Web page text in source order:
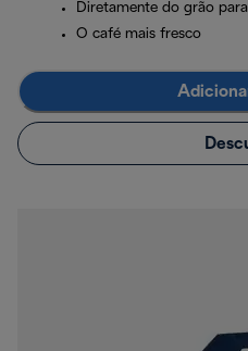
Diretamente do grão
O café mais fresco